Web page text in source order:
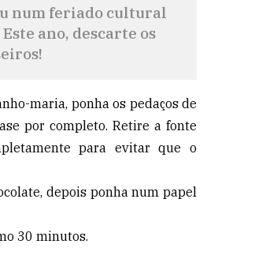
num feriado cultural
ano, descarte os
maria, ponha os pedaços de
por completo. Retire a fonte
para evitar que o
depois ponha num papel
30 minutos.